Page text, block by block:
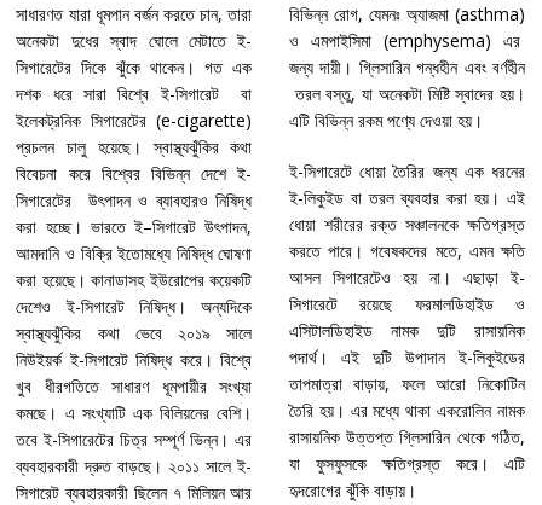
সাধারণত যারা ধূমপান বর্জন করতে চান, তারা
অনেকটা দুধের স্বাদ ঘোলে মেটাতে ই-
সিগারেটের দিকে ঝুঁকে থাকেন। গত এক
দশক ধরে সারা বিশ্বে ই-সিগারেট বা
ইলেকট্রনিক সিগারেটের (e-cigarette)
প্রচলন চালু হয়েছে। স্বাস্থ্যঝুঁকির কথা
বিবেচনা করে বিশ্বের বিভিন্ন দেশে ই-
সিগারেটের উৎপাদন ও ব্যাবহারও নিষিদ্ধ
করা হচ্ছে। ভারতে ই–সিগারেট উৎপাদন,
আমদানি ও বিক্রি ইতোমধ্যে নিষিদ্ধ ঘোষণা
করা হয়েছে। কানাডাসহ ইউরোপের কয়েকটি
দেশেও ই-সিগারেট নিষিদ্ধ। অন্যদিকে
স্বাস্থ্যঝুঁকির কথা ভেবে ২০১৯ সালে
নিউইয়র্ক ই-সিগারেট নিষিদ্ধ করে। বিশ্বে
খুব ধীরগতিতে সাধারণ ধূমপায়ীর সংখ্যা
কমছে। এ সংখ্যাটি এক বিলিয়নের বেশি।
তবে ই-সিগারেটের চিত্র সম্পূর্ণ ভিন্ন। এর
ব্যবহারকারী দ্রুত বাড়ছে। ২০১১ সালে ই-
সিগারেট ব্যবহারকারী ছিলেন ৭ মিলিয়ন আর
বিভিন্ন রোগ, যেমনঃ অ্যাজমা (asthma)
ও এমপাইসিমা (emphysema) এর
জন্য দায়ী। গ্লিসারিন গন্ধহীন এবং বর্ণহীন
তরল বস্তু, যা অনেকটা মিষ্টি স্বাদের হয়।
এটি বিভিন্ন রকম পণ্যে দেওয়া হয়।
ই-সিগারেটে ধোয়া তৈরির জন্য এক ধরনের
ই-লিকুইড বা তরল ব্যবহার করা হয়। এই
ধোয়া শরীরের রক্ত সঞ্চালনকে ক্ষতিগ্রস্ত
করতে পারে। গবেষকদের মতে, এমন ক্ষতি
আসল সিগারেটেও হয় না। এছাড়া ই-
সিগারেটে রয়েছে ফরমালডিহাইড ও
এসিটালডিহাইড নামক দুটি রাসায়নিক
পদার্থ। এই দুটি উপাদান ই-লিকুইডের
তাপমাত্রা বাড়ায়, ফলে আরো নিকোটিন
তৈরি হয়। এর মধ্যে থাকা একরোলিন নামক
রাসায়নিক উত্তপ্ত গ্লিসারিন থেকে গঠিত,
যা ফুসফুসকে ক্ষতিগ্রস্ত করে। এটি
হৃদরোগের ঝুঁকি বাড়ায়।